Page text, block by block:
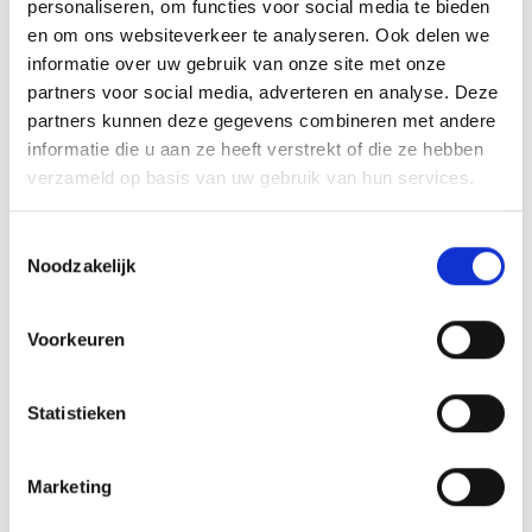
personaliseren, om functies voor social media te bieden
en om ons websiteverkeer te analyseren. Ook delen we
informatie over uw gebruik van onze site met onze
partners voor social media, adverteren en analyse. Deze
partners kunnen deze gegevens combineren met andere
informatie die u aan ze heeft verstrekt of die ze hebben
verzameld op basis van uw gebruik van hun services.
Noodzakelijk
Voorkeuren
Statistieken
Marketing